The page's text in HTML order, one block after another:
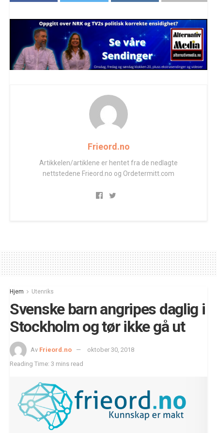
Frieord.no
Artikkelen/artiklene er hentet fra de nedlagte
nettstedene Frieord.no og Ordetermitt.com
Hjem Utenriks
Svenske barn angripes daglig i
Stockholm og tør ikke gå ut
Av Frieord.no
oktober 30, 2018
Reading Time: 3 mins read